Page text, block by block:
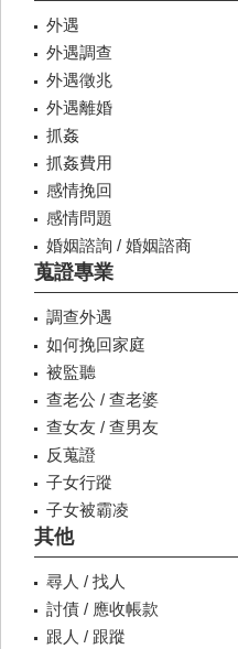
外遇
外遇調查
外遇徵兆
外遇離婚
抓姦
抓姦費用
感情挽回
感情問題
婚姻諮詢 / 婚姻諮商
蒐證專業
調查外遇
如何挽回家庭
被監聽
查老公 / 查老婆
查女友 / 查男友
反蒐證
子女行蹤
子女被霸凌
其他
尋人 / 找人
討債 / 應收帳款
跟人 / 跟蹤